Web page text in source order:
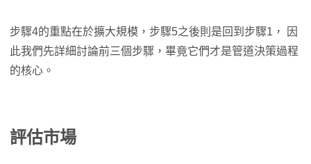
步驟4的重點在於擴大規模，步驟5之後則是回到步驟1， 因
此我們先詳細討論前三個步驟，畢竟它們才是管道決策過程
的核心。
評估市場